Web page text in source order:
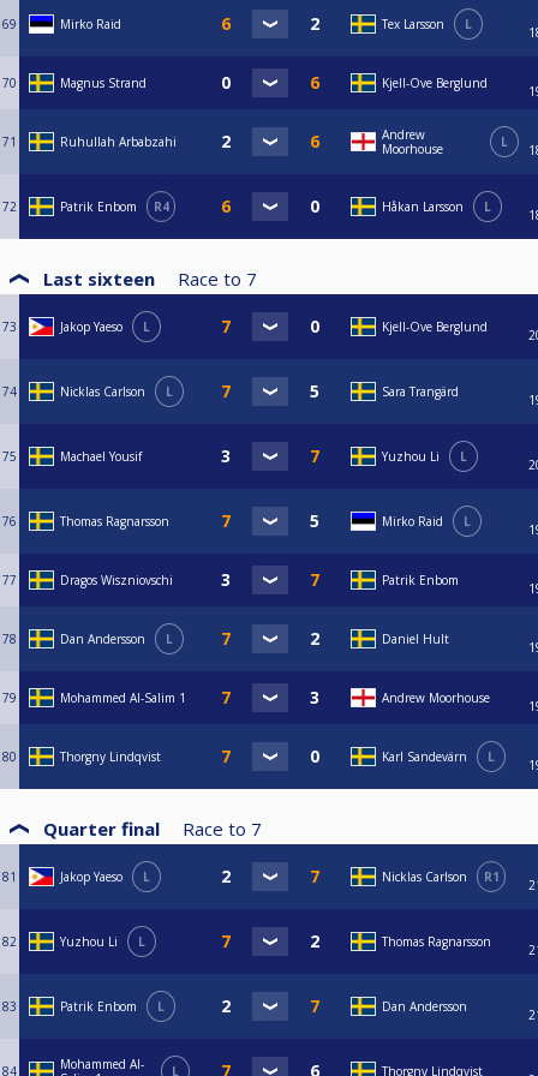
69 Mirko Raid Tex Larsson L
70 Magnus Strand Kjell-Ove Berglund
71 Ruhullah Arbabzahi
Andrew
Moorhouse
L
72 Patrik Enbom R4 Håkan Larsson L
Last sixteen Race to 7
73 Jakop Yaeso L Kjell-Ove Berglund
74 Nicklas Carlson L Sara Trangärd
75 Machael Yousif Yuzhou Li L
76 Thomas Ragnarsson Mirko Raid L
77 Dragos Wiszniovschi Patrik Enbom
78 Dan Andersson L Daniel Hult
79 Mohammed Al-Salim 1 Andrew Moorhouse
80 Thorgny Lindqvist Karl Sandevärn L
Quarter final Race to 7
81 Jakop Yaeso L Nicklas Carlson R1
82 Yuzhou Li L Thomas Ragnarsson
83 Patrik Enbom L Dan Andersson
84
Mohammed Al-
L Thorgny Lindqvist